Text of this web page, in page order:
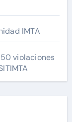
IMTA
violaciones